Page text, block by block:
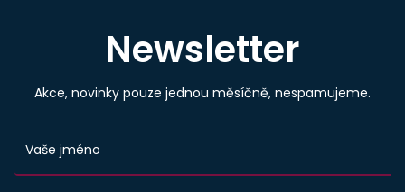
Newsletter
Akce, novinky pouze jednou měsíčně, nespamujeme.